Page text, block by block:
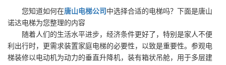
您知道如何在唐山电梯公司 中选择合适的电梯吗？下面是唐山
诺达电梯为您整理的内容
随着人们的生活水平进步，经济条件更好了，特别是家人不便
利出行时，更需求装置家庭电梯的必要性，以致是重要性。参观电
梯装修以电动机为动力的垂直升降机，装有箱状吊舱，用于多层建